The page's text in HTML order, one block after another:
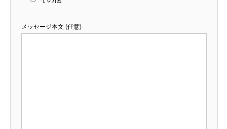
メッセージ本文 (任意)